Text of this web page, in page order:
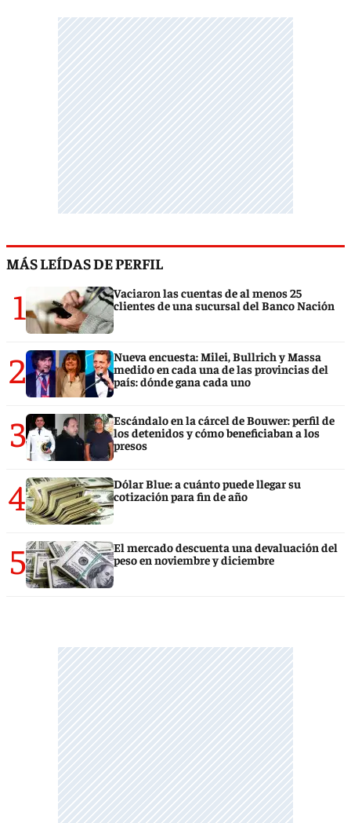
MÁS LEÍDAS DE PERFIL
1
Vaciaron las cuentas de al menos 25
clientes de una sucursal del Banco Nación
2
Nueva encuesta: Milei, Bullrich y Massa
medido en cada una de las provincias del
país: dónde gana cada uno
3
Escándalo en la cárcel de Bouwer: perfil de
los detenidos y cómo beneficiaban a los
presos
4
Dólar Blue: a cuánto puede llegar su
cotización para fin de año
5
El mercado descuenta una devaluación del
peso en noviembre y diciembre